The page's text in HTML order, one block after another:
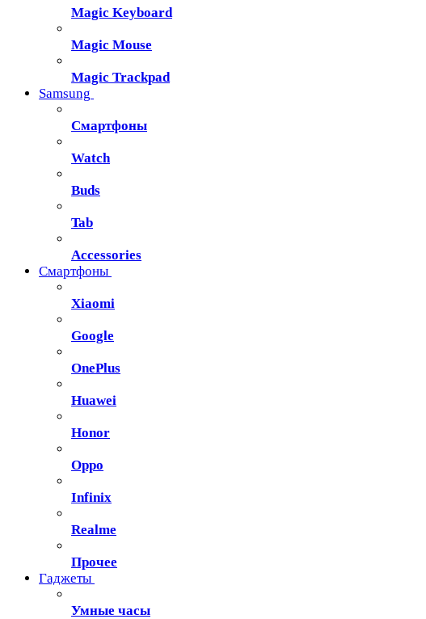
Magic Keyboard
Magic Mouse
Magic Trackpad
Samsung
Смартфоны
Watch
Buds
Tab
Accessories
Смартфоны
Xiaomi
Google
OnePlus
Huawei
Honor
Oppo
Infinix
Realme
Прочее
Гаджеты
Умные часы